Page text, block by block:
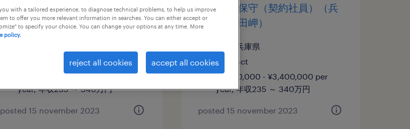
ム開発・保守（契約社員）（兵
庫県／高砂）
¥2,350,000 - ¥3,400,000 per
year, 年収235 ～ 340万円
posted 15 november 2023
ム開発・保守（契約社員）（兵
庫県／和田岬）
兵庫, 兵庫県
contract
¥2,350,000 - ¥3,400,000 per
year, 年収235 ～ 340万円
posted 15 november 2023
with a tailored experience, to diagnose technical problems, to help us improve
to offer you more relevant information in searches. You can either accept or
to specify your choice. You can change your options at any time. More
policy.
reject all cookies accept all cookies